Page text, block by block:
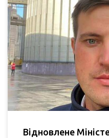
Відновлене